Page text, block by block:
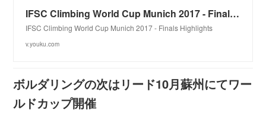
IFSC Climbing World Cup Munich 2017 - Finals Highlights—在线播放—优酷网，视频高清在线观看
IFSC Climbing World Cup Munich 2017 - Finals Highlights
v.youku.com
ボルダリングの次はリード10月蘇州にてワー
ルドカップ開催